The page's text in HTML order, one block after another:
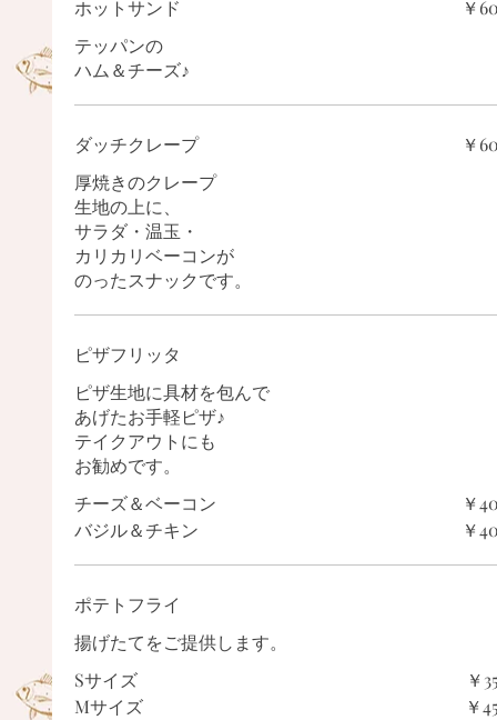
ホットサンド
テッパンの
ハム＆チーズ♪
￥
ダッチクレープ
厚焼きのクレープ
生地の上に、
サラダ・温玉・
カリカリベーコンが
のったスナックです。
￥
ピザフリッタ
ピザ生地に具材を包んで
あげたお手軽ピザ♪
テイクアウトにも
お勧めです。
チーズ＆ベーコン
￥
バジル＆チキン
￥
ポテトフライ
揚げたてをご提供します。
Sサイズ
￥
Мサイズ
￥